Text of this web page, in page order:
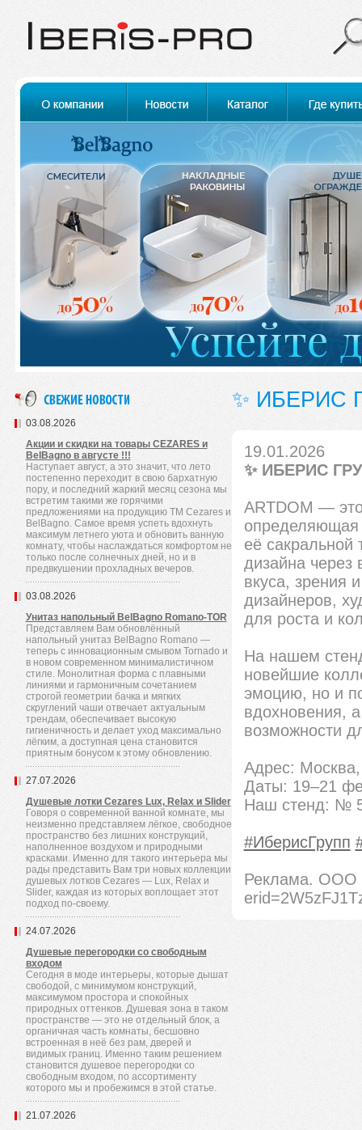
03.08.2026
Акции и скидки на товары CEZARES и
BelBagno в августе !!!
Наступает август, а это значит, что лето
постепенно переходит в свою бархатную
пору, и последний жаркий месяц сезона мы
встретим такими же горячими
предложениями на продукцию TM Cezares и
BelBagno. Самое время успеть вдохнуть
максимум летнего уюта и обновить ванную
комнату, чтобы наслаждаться комфортом не
только после солнечных дней, но и в
предвкушении прохладных вечеров.
03.08.2026
Унитаз напольный BelBagno Romano-TOR
Представляем Вам обновлённый
напольный унитаз BelBagno Romano —
теперь с инновационным смывом Tornado и
в новом современном минималистичном
стиле. Монолитная форма с плавными
линиями и гармоничным сочетанием
строгой геометрии бачка и мягких
скруглений чаши отвечает актуальным
трендам, обеспечивает высокую
гигиеничность и делает уход максимально
лёгким, а доступная цена становится
приятным бонусом к этому обновлению.
27.07.2026
Душевые лотки Cezares Lux, Relax и Slider
Говоря о современной ванной комнате, мы
неизменно представляем лёгкое, свободное
пространство без лишних конструкций,
наполненное воздухом и природными
красками. Именно для такого интерьера мы
рады представить Вам три новых коллекции
душевых лотков Cezares — Lux, Relax и
Slider, каждая из которых воплощает этот
подход по-своему.
24.07.2026
Душевые перегородки со свободным
входом
Сегодня в моде интерьеры, которые дышат
свободой, с минимумом конструкций,
максимумом простора и спокойных
природных оттенков. Душевая зона в таком
пространстве — это не отдельный блок, а
органичная часть комнаты, бесшовно
встроенная в неё без рам, дверей и
видимых границ. Именно таким решением
становится душевое перегородки со
свободным входом, по ассортименту
которого мы и пробежимся в этой статье.
21.07.2026
✨ ИБЕРИС
19.01.2026
✨ ИБЕРИС
ARTDOM —
определяющая
её
дизайна через
вкуса, зрения
дизайнеров,
для роста и
На нашем
новейшие
эмоцию, но и
вдохновения,
возможности
Адрес:
Даты: 19–21
Наш стенд: №
#ИберисГрупп
Реклама. ООО